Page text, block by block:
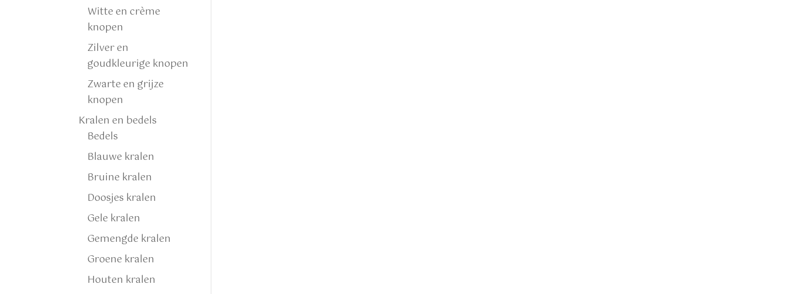
Witte en crème
knopen
Zilver en
goudkleurige knopen
Zwarte en grijze
knopen
Kralen en bedels
Bedels
Blauwe kralen
Bruine kralen
Doosjes kralen
Gele kralen
Gemengde kralen
Groene kralen
Houten kralen